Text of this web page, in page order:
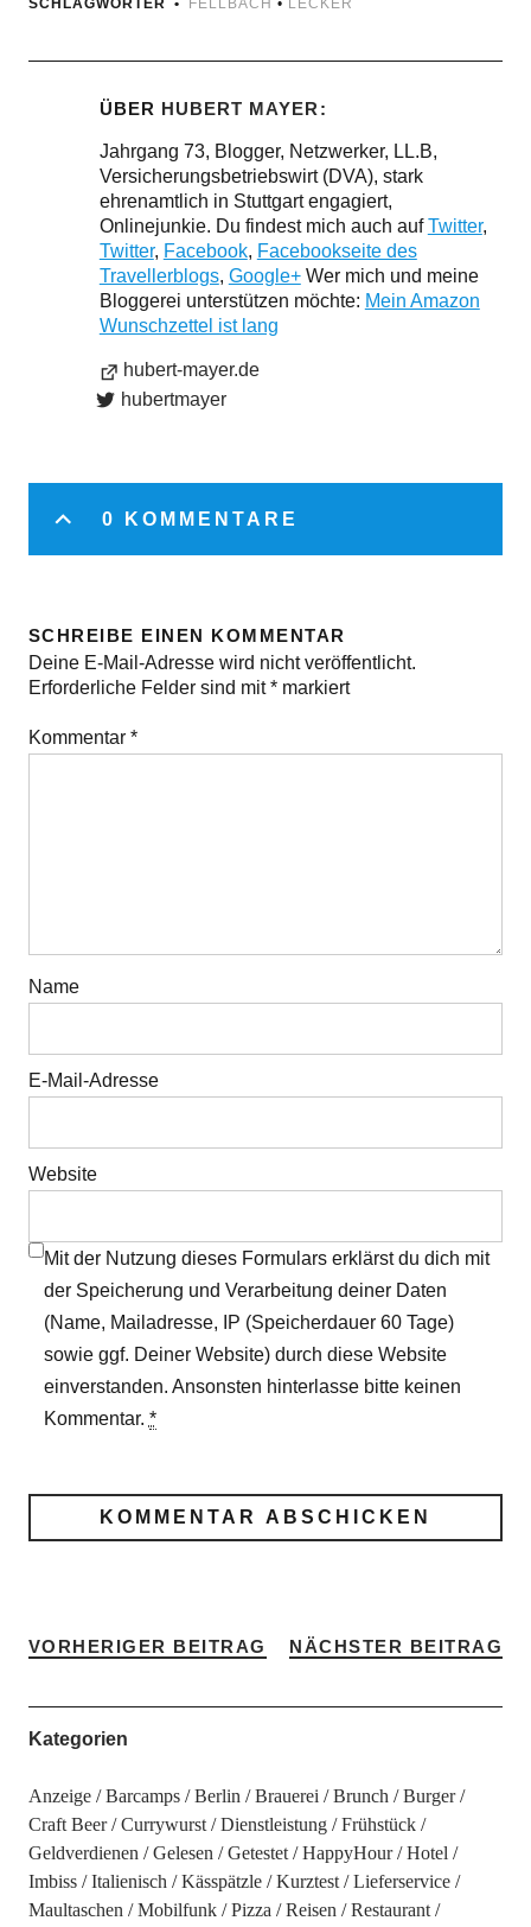
SCHLAGWÖRTER FELLBACH • LECKER
ÜBER HUBERT MAYER
Jahrgang 73, Blogger, Netzwerker, LL.B,
Versicherungsbetriebswirt (DVA), stark
ehrenamtlich in Stuttgart engagiert,
Onlinejunkie. Du findest mich auch aufTwitter,
Twitter, Facebook, Facebookseite des
Travellerblogs, Google+Wer mich und meine
Bloggerei unterstützen möchte: Mein Amazon
Wunschzettel ist lang
hubert-mayer.de
hubertmayer
0 KOMMENTARE
SCHREIBE EINEN KOMMENTAR
Deine E-Mail-Adresse wird nicht veröffentlicht.
Erforderliche Felder sind mit*markiert
Kommentar *
Name
E-Mail-Adresse
Website
Mit der Nutzung dieses Formulars erklärst du dich mit
der Speicherung und Verarbeitung deiner Daten
(Name, Mailadresse, IP (Speicherdauer 60 Tage)
sowie ggf. Deiner Website) durch diese Website
einverstanden. Ansonsten hinterlasse bitte keinen
Kommentar. *
VORHERIGER BEITRAG NÄCHSTER BEITRAG
Kategorien
Anzeige Barcamps Berlin Brauerei Brunch
Burger
Craft Beer
Currywurst Dienstleistung
Frühstück
Geldverdienen
Gelesen Getestet HappyHour
Hotel
Imbiss
Italienisch Kässpätzle Kurztest
Lieferservice
Maultaschen
Mobilfunk Pizza Reisen
Restaurant